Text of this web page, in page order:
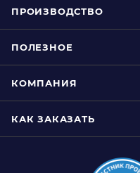
ПРОИЗВОДСТВО
ПОЛЕЗНОЕ
КОМПАНИЯ
КАК ЗАКАЗАТЬ